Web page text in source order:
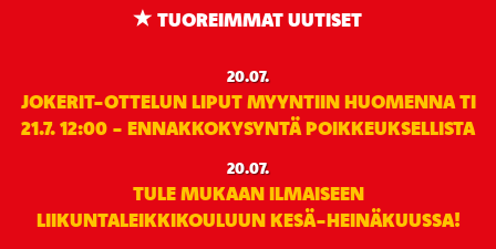
TUOREIMMAT UUTISET
20.07.
JOKERIT-OTTELUN LIPUT MYYNTIIN HUOMENNA TI
21.7. 12:00 - ENNAKKOKYSYNTÄ POIKKEUKSELLISTA
20.07.
TULE MUKAAN ILMAISEEN
LIIKUNTALEIKKIKOULUUN KESÄ-HEINÄKUUSSA!